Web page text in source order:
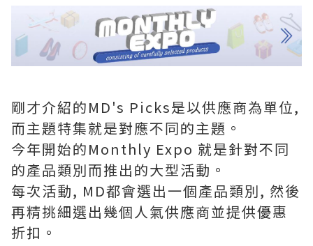
剛才介紹的MD's Picks是以供應商為單位,
而主題特集就是對應不同的主題。
今年開始的Monthly Expo 就是針對不同
的產品類別而推出的大型活動。
每次活動, MD都會選出一個產品類別, 然後
再精挑細選出幾個人氣供應商並提供優惠
折扣。